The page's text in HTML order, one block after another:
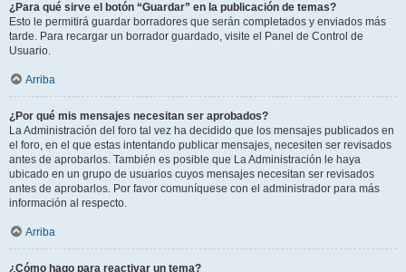
¿Para qué sirve el botón “Guardar” en la publicación de temas?
Esto le permitirá guardar borradores que serán completados y enviados más
tarde. Para recargar un borrador guardado, visite el Panel de Control de
Usuario.
Arriba
¿Por qué mis mensajes necesitan ser aprobados?
La Administración del foro tal vez ha decidido que los mensajes publicados en
el foro, en el que estas intentando publicar mensajes, necesiten ser revisados
antes de aprobarlos. También es posible que La Administración le haya
ubicado en un grupo de usuarios cuyos mensajes necesitan ser revisados
antes de aprobarlos. Por favor comuníquese con el administrador para más
información al respecto.
Arriba
¿Cómo hago para reactivar un tema?